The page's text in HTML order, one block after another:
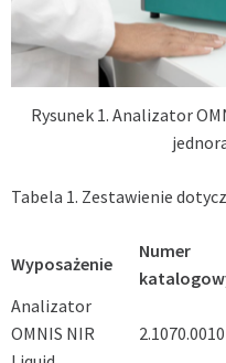
Rysunek 1. Analizator
Tabela 1. Zestawienie
Wyposażenie
Numer
Analizator
OMNIS NIR
2.1070.0010